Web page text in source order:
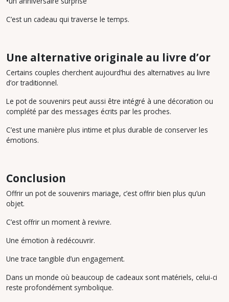
C’est un cadeau qui traverse le temps.
Une alternative originale au livre d’or
Certains couples cherchent aujourd’hui des alternatives au livre
d’or traditionnel.
Le pot de souvenirs peut aussi être intégré à une décoration ou
complété par des messages écrits par les proches.
C’est une manière plus intime et plus durable de conserver les
émotions.
Conclusion
Offrir un pot de souvenirs mariage, c’est offrir bien plus qu’un
objet.
C’est offrir un moment à revivre.
Une émotion à redécouvrir.
Une trace tangible d’un engagement.
Dans un monde où beaucoup de cadeaux sont matériels, celui-ci
reste profondément symbolique.